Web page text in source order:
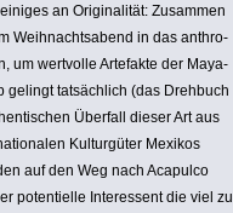
an Origi­na­lität: Zusammen
Weih­nachts­abend in das anthro­
um wertvolle Artefakte der Maya-
gelingt tatsäch­lich (das Drehbuch
Überfall dieser Art aus
Kultur­güter Mexikos
auf den Weg nach Acapulco
poten­ti­elle Inter­es­sent die viel zu